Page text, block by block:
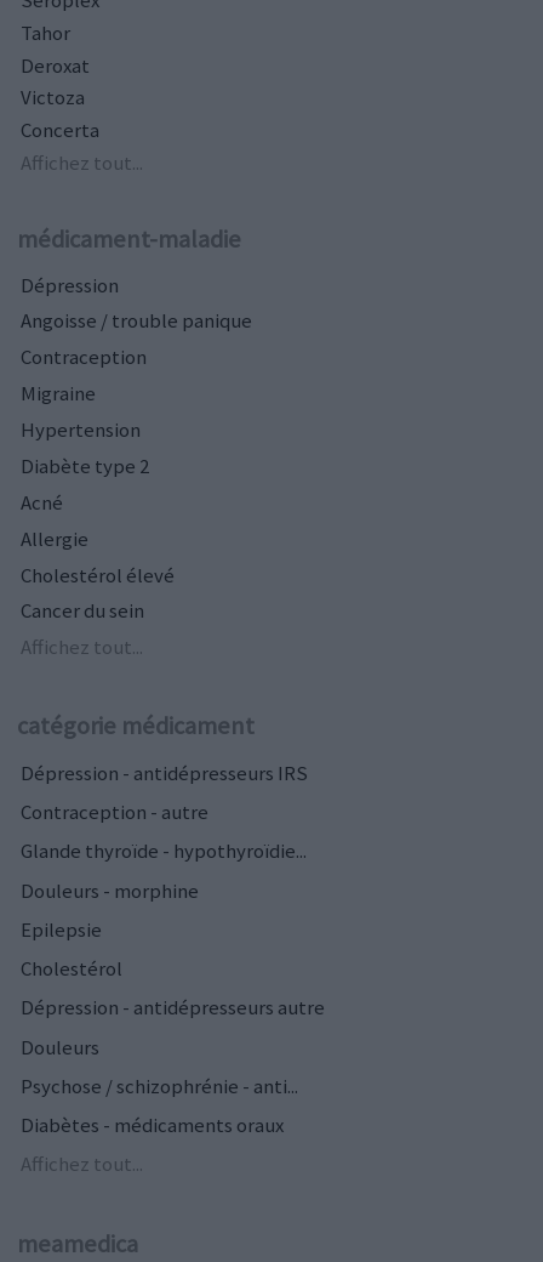
Tahor
Deroxat
Victoza
Concerta
Affichez tout...
médicament-maladie
Dépression
Angoisse / trouble panique
Contraception
Migraine
Hypertension
Diabète type 2
Acné
Allergie
Cholestérol élevé
Cancer du sein
Affichez tout...
catégorie médicament
Dépression - antidépresseurs IRS
Contraception - autre
Glande thyroïde - hypothyroïdie...
Douleurs - morphine
Epilepsie
Cholestérol
Dépression - antidépresseurs autre
Douleurs
Psychose / schizophrénie - anti...
Diabètes - médicaments oraux
Affichez tout...
meamedica